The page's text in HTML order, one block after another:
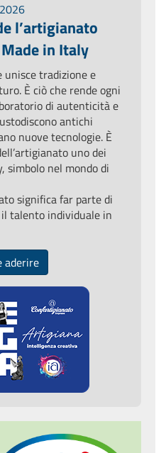
l’artigianato
in Italy
tradizione e
È ciò che rende ogni
di autenticità e
antichi
nuove tecnologie. È
uno dei
simbolo nel mondo di
significa far parte di
talento individuale in
aderire